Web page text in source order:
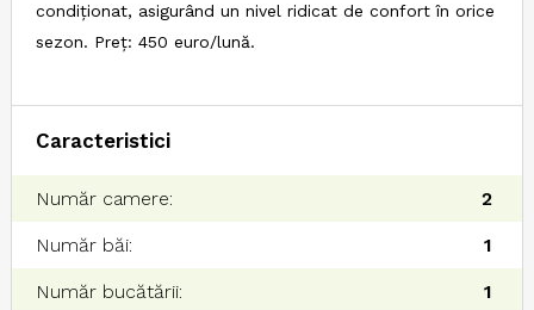
condiționat, asigurând un nivel ridicat de confort în orice
sezon. Preț: 450 euro/lună.
Caracteristici
Număr camere: 2
Număr băi: 1
Număr bucătării: 1